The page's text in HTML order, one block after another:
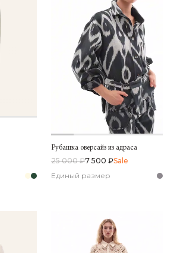
Рубашка оверсайз из адраса
25 000 ₽7 500 ₽Sale
Единый размер